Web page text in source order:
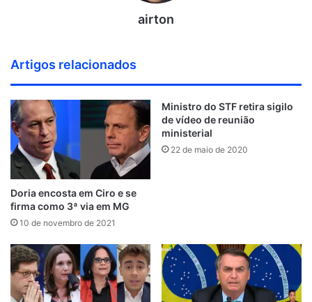
airton
Artigos relacionados
Doria encosta em Ciro e se
firma como 3ª via em MG
10 de novembro de 2021
Ministro do STF retira sigilo
de vídeo de reunião
ministerial
22 de maio de 2020